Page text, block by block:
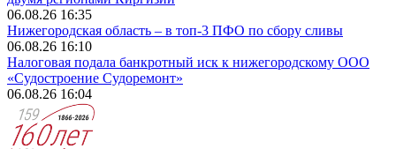
06.08.26 16:35
Нижегородская область – в топ-3 ПФО по сбору сливы
06.08.26 16:10
Налоговая подала банкротный иск к нижегородскому ООО
«Судостроение Судоремонт»
06.08.26 16:04